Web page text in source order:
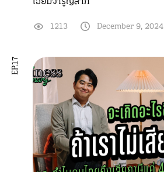
1213 December 9, 2024
EP.17